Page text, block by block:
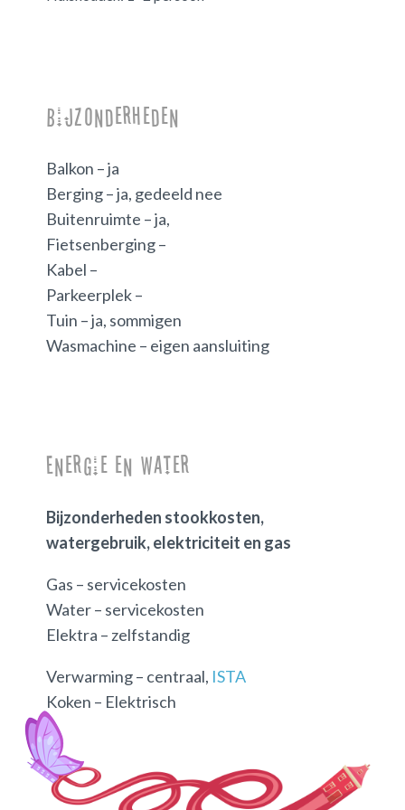
Bijzonderheden
Balkon – ja
Berging – ja, gedeeld nee
Buitenruimte – ja,
Fietsenberging –
Kabel –
Parkeerplek –
Tuin – ja, sommigen
Wasmachine – eigen aansluiting
Energie en water
Bijzonderheden stookkosten,
watergebruik, elektriciteit en gas
Gas – servicekosten
Water – servicekosten
Elektra – zelfstandig
Verwarming – centraal, ISTA
Koken – Elektrisch